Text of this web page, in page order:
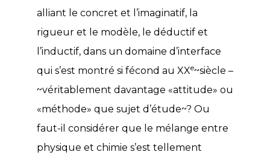
alliant le concret et l’imaginatif, la
rigueur et le modèle, le déductif et
l’inductif, dans un domaine d’interface
qui s’est montré si fécond au XXe~siècle –
~véritablement davantage «attitude» ou
«méthode» que sujet d’étude~? Ou
faut-il considérer que le mélange entre
physique et chimie s’est tellement